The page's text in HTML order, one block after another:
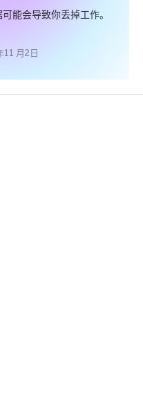
能会导致你丢掉工作。
11 月2日